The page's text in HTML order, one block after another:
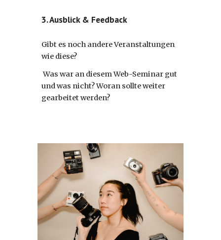
3. Ausblick & Feedback
Gibt es noch andere Veranstaltungen
wie diese?
Was war an diesem Web-Seminar gut
und was nicht? Woran sollte weiter
gearbeitet werden?